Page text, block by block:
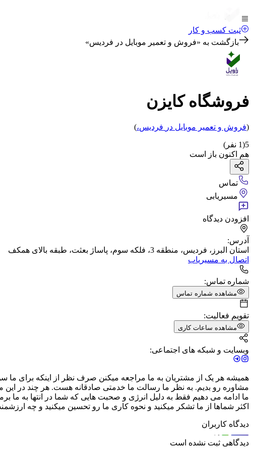
ثبت کسب و کار
بازگشت به «فروش و تعمیر موبایل در فردیس»
فروشگاه کایزن
(فروش و تعمیر موبایل در فردیس،)
5
(
1 نفر)
هم اکنون باز است
تماس
مسیریابی
افزودن دیدگاه
آدرس:
استان البرز، فردیس، منطقه 3، فلکه سوم، پاساژ بعثت، طبقه بالای همکف
اتصال به مسیریاب
شماره تماس:
مشاهده شماره تماس
تقویم فعالیت:
مشاهده ساعات کاری
وبسایت و شبکه های اجتماعی:
همیشه هر یک از مشتریان به ما مراجعه میکنن صرف نظر از اینکه برای ما
مشاوره رو بدیم. به نظر ما رسالت ما خدمتی صادقانه هست. هر چند در
ما ادامه می دهیم فقط به دلیل انرژی و صحبت هایی که شما در انتها به ما
اکثر شماها از ما تشکر میکنید و نحوه کاری ما رو تحسین میکنید و چه
دیدگاه کاربران
دیدگاهی ثبت نشده است